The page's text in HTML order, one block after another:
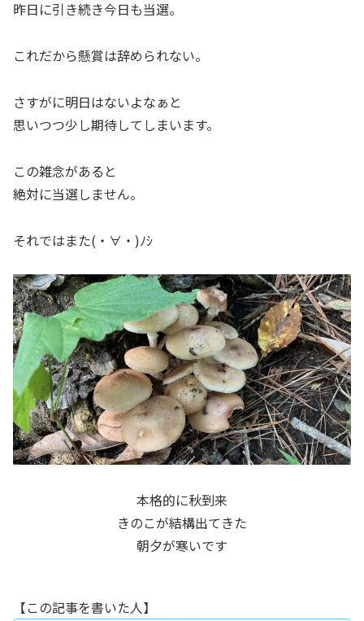
昨日に引き続き今日も当選。
これだから懸賞は辞められない。
さすがに明日はないよなぁと
思いつつ少し期待してしまいます。
この雑念があると
絶対に当選しません。
それではまた(・∀・)ﾉｼ
本格的に秋到来
きのこが結構出てきた
朝夕が寒いです
【この記事を書いた人】